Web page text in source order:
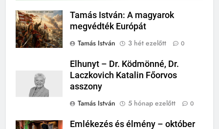
Tamás István: A magyarok
megvédték Európát
Tamás István
3 hét ezelőtt 0
Elhunyt – Dr. Ködmönné, Dr.
Laczkovich Katalin Főorvos
asszony
Tamás István
5 hónap ezelőtt 0
Emlékezés és élmény – október